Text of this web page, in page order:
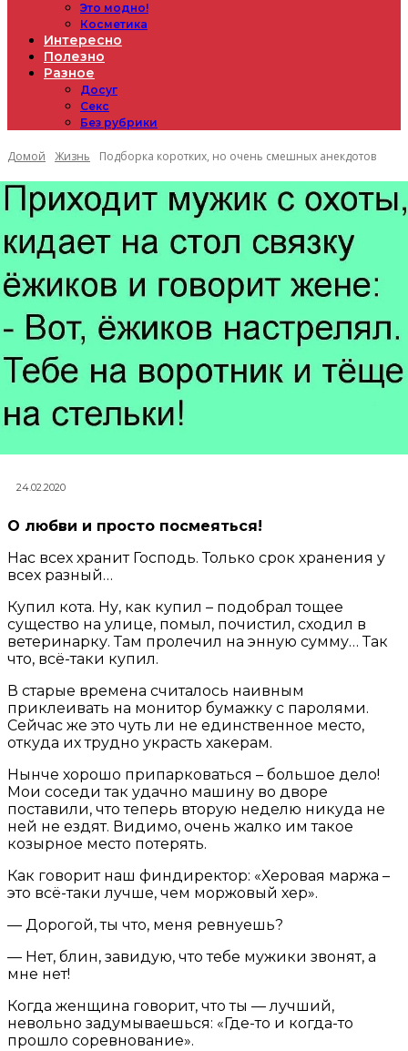
Это модно!
Косметика
Интересно
Полезно
Разное
Досуг
Секс
Без рубрики
Домой Жизнь Подборка коротких, но очень смешных анекдотов
24.02.2020
О любви и просто посмеяться!
Нас всех хранит Господь. Только срок хранения у
всех разный…
Купил кота. Ну, как купил – подобрал тощее
существо на улице, помыл, почистил, сходил в
ветеринарку. Там пролечил на энную сумму… Так
что, всё-таки купил.
В старые времена считалось наивным
приклеивать на монитор бумажку с паролями.
Сейчас же это чуть ли не единственное место,
откуда их трудно украсть хакерам.
Нынче хорошо припарковаться – большое дело!
Мои соседи так удачно машину во дворе
поставили, что теперь вторую неделю никуда не
ней не ездят. Видимо, очень жалко им такое
козырное место потерять.
Как говорит наш финдиректор: «Херовая маржа –
это всё-таки лучше, чем моржовый хер».
— Дорогой, ты что, меня ревнуешь?
— Нет, блин, завидую, что тебе мужики звонят, а
мне нет!
Когда женщина говорит, что ты — лучший,
невольно задумываешься: «Где-то и когда-то
прошло соревнование».